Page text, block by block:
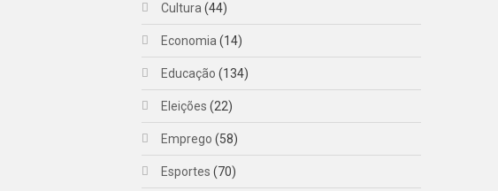
Cultura (44)
Economia (14)
Educação (134)
Eleições (22)
Emprego (58)
Esportes (70)